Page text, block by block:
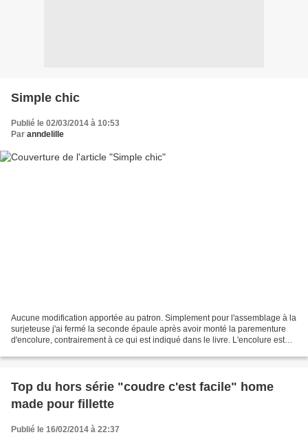
Simple chic
Publié le 02/03/2014 à 10:53
Par anndelille
Aucune modification apportée au patron. Simplement pour l'assemblage à la
surjeteuse j'ai fermé la seconde épaule après avoir monté la parementure
d'encolure, contrairement à ce qui est indiqué dans le livre. L'encolure est
Top du hors série "coudre c'est facile" home
made pour fillette
Publié le 16/02/2014 à 22:37